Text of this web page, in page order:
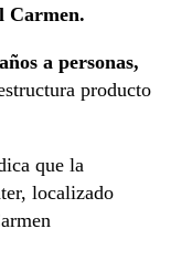
Carmen.
a personas,
producto
que la
localizado